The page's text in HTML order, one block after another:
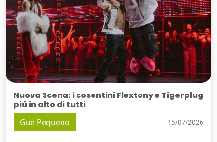
Nuova Scena: i cosentini Flextony e Tigerplug
più in alto di tutti
Gue Pequeno 15/07/2026